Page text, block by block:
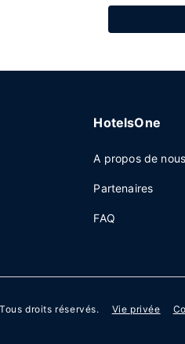
HotelsOne
A propos de nous
Partenaires
FAQ
droits réservés. Vie privée